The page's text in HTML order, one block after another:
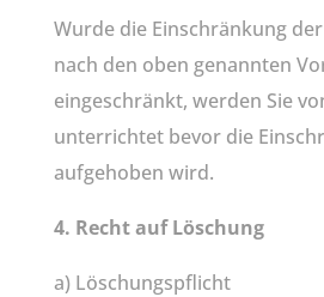
Wurde die Einschränkung
nach den oben genannten
eingeschränkt, werden Sie
unterrichtet bevor die
aufgehoben wird.
4. Recht auf Löschung
a) Löschungspflicht